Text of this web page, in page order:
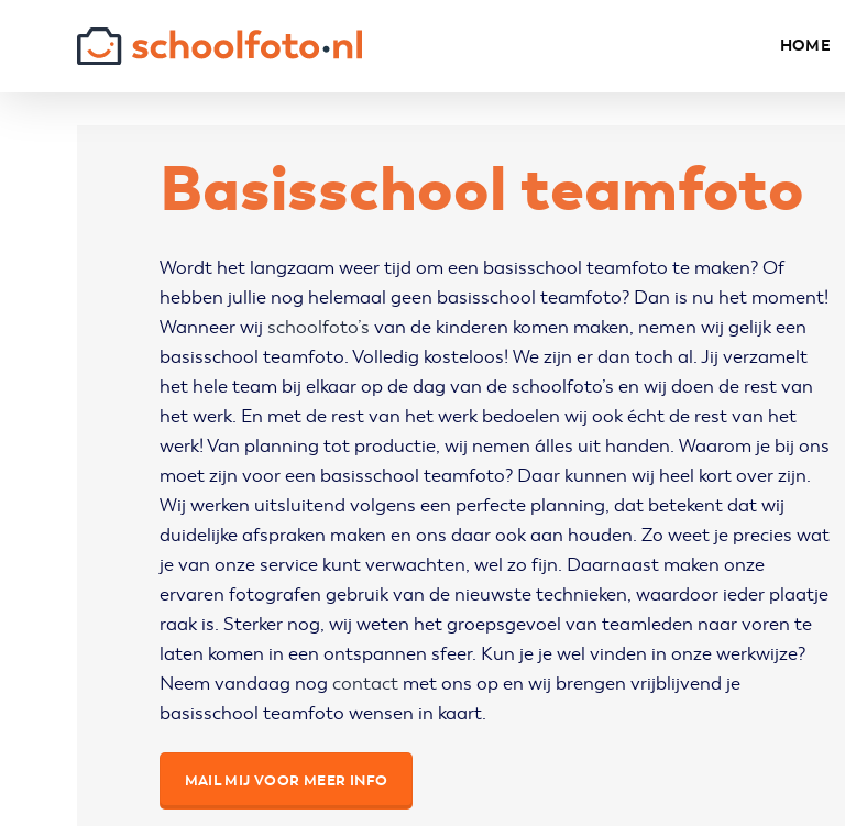
HOME
Basisschool teamfoto
Wordt het langzaam weer tijd om een basisschool teamfoto te maken? Of
hebben jullie nog helemaal geen basisschool teamfoto? Dan is nu het moment!
Wanneer wij schoolfoto’s van de kinderen komen maken, nemen wij gelijk een
basisschool teamfoto. Volledig kosteloos! We zijn er dan toch al. Jij verzamelt
het hele team bij elkaar op de dag van de schoolfoto’s en wij doen de rest van
het werk. En met de rest van het werk bedoelen wij ook écht de rest van het
werk! Van planning tot productie, wij nemen álles uit handen. Waarom je bij ons
moet zijn voor een basisschool teamfoto? Daar kunnen wij heel kort over zijn.
Wij werken uitsluitend volgens een perfecte planning, dat betekent dat wij
duidelijke afspraken maken en ons daar ook aan houden. Zo weet je precies wat
je van onze service kunt verwachten, wel zo fijn. Daarnaast maken onze
ervaren fotografen gebruik van de nieuwste technieken, waardoor ieder plaatje
raak is. Sterker nog, wij weten het groepsgevoel van teamleden naar voren te
laten komen in een ontspannen sfeer. Kun je je wel vinden in onze werkwijze?
Neem vandaag nog contactmet ons op en wij brengen vrijblijvend je
basisschool teamfoto wensen in kaart.
MAIL MIJ VOOR MEER INFO